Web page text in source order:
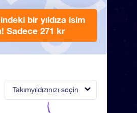
Takımyıldızınızı seçin
bir yıldıza isim
Sadece 271 kr